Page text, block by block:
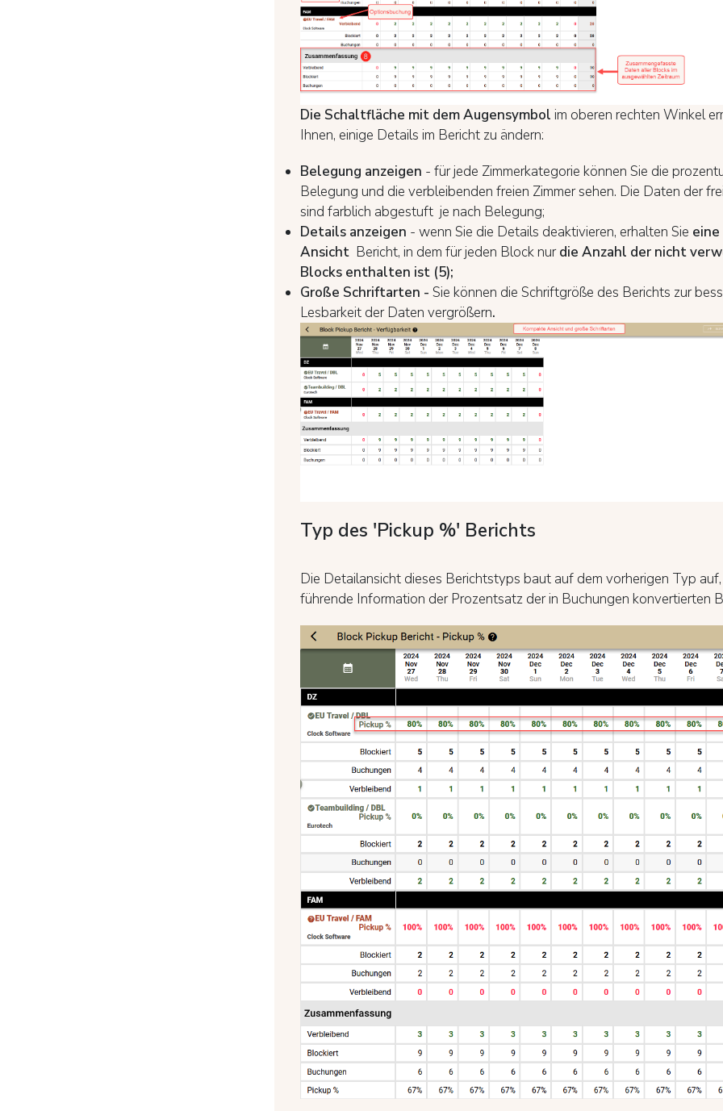
Die Schaltfläche mit dem Augensymbol im oberen rechten Winkel
Ihnen, einige Details im Bericht zu ändern:
Belegung anzeigen - für jede Zimmerkategorie können Sie die
Belegung und die verbleibenden freien Zimmer sehen. Die Daten der
sind farblich abgestuft je nach Belegung;
Details anzeigen - wenn Sie die Details deaktivieren, erhalten Sie
Ansicht Bericht, in dem für jeden Block nurdie Anzahl der nicht
Blocks enthalten ist (5);
Große Schriftarten - Sie können die Schriftgröße des Berichts zur
Lesbarkeit der Daten vergrößern.
Typ des 'Pickup %' Berichts
Die Detailansicht dieses Berichtstyps baut auf dem vorherigen Typ
führende Information der Prozentsatz der in Buchungen konvertierten